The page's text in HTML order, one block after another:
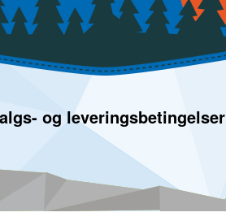
og leveringsbetingelser